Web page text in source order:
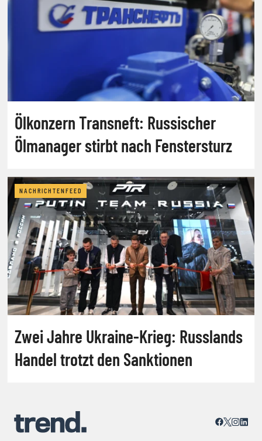
Ölkonzern Transneft: Russischer
Ölmanager stirbt nach Fenstersturz
NACHRICHTENFEED
Zwei Jahre Ukraine-Krieg: Russlands
Handel trotzt den Sanktionen